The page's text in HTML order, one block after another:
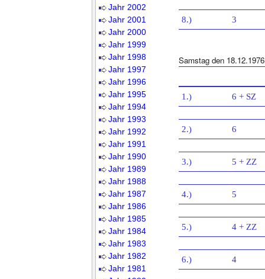
Jahr 2002
Jahr 2001
Jahr 2000
Jahr 1999
Jahr 1998
Jahr 1997
Jahr 1996
Jahr 1995
Jahr 1994
Jahr 1993
Jahr 1992
Jahr 1991
Jahr 1990
Jahr 1989
Jahr 1988
Jahr 1987
Jahr 1986
Jahr 1985
Jahr 1984
Jahr 1983
Jahr 1982
Jahr 1981
8.) 3
Samstag den 18.12.1976
1.) 6 + SZ
2.) 6
3.) 5 + ZZ
4.) 5
5.) 4 + ZZ
6.) 4